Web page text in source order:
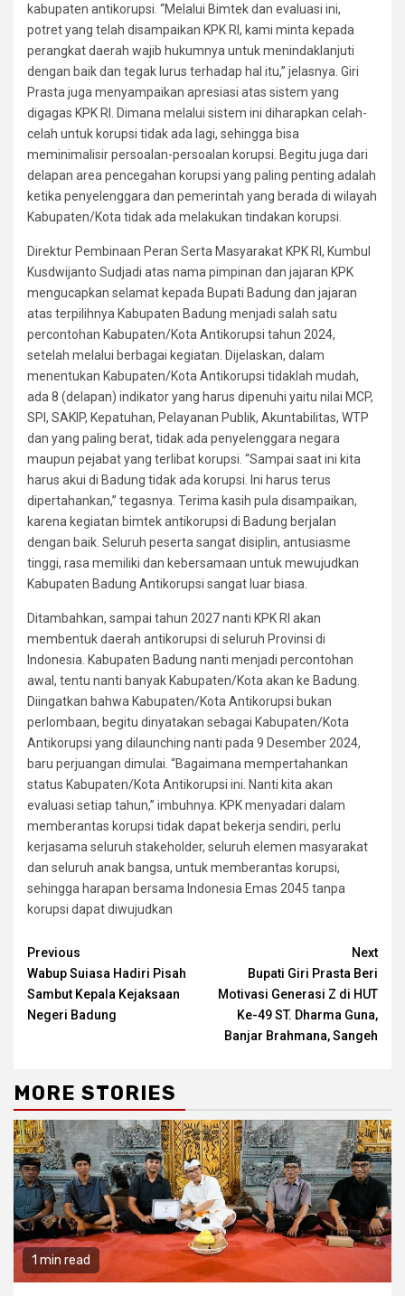
kabupaten antikorupsi. “Melalui Bimtek dan evaluasi ini,
potret yang telah disampaikan KPK RI, kami minta kepada
perangkat daerah wajib hukumnya untuk menindaklanjuti
dengan baik dan tegak lurus terhadap hal itu,” jelasnya. Giri
Prasta juga menyampaikan apresiasi atas sistem yang
digagas KPK RI. Dimana melalui sistem ini diharapkan celah-
celah untuk korupsi tidak ada lagi, sehingga bisa
meminimalisir persoalan-persoalan korupsi. Begitu juga dari
delapan area pencegahan korupsi yang paling penting adalah
ketika penyelenggara dan pemerintah yang berada di wilayah
Kabupaten/Kota tidak ada melakukan tindakan korupsi.
Direktur Pembinaan Peran Serta Masyarakat KPK RI, Kumbul
Kusdwijanto Sudjadi atas nama pimpinan dan jajaran KPK
mengucapkan selamat kepada Bupati Badung dan jajaran
atas terpilihnya Kabupaten Badung menjadi salah satu
percontohan Kabupaten/Kota Antikorupsi tahun 2024,
setelah melalui berbagai kegiatan. Dijelaskan, dalam
menentukan Kabupaten/Kota Antikorupsi tidaklah mudah,
ada 8 (delapan) indikator yang harus dipenuhi yaitu nilai MCP,
SPI, SAKIP, Kepatuhan, Pelayanan Publik, Akuntabilitas, WTP
dan yang paling berat, tidak ada penyelenggara negara
maupun pejabat yang terlibat korupsi. “Sampai saat ini kita
harus akui di Badung tidak ada korupsi. Ini harus terus
dipertahankan,” tegasnya. Terima kasih pula disampaikan,
karena kegiatan bimtek antikorupsi di Badung berjalan
dengan baik. Seluruh peserta sangat disiplin, antusiasme
tinggi, rasa memiliki dan kebersamaan untuk mewujudkan
Kabupaten Badung Antikorupsi sangat luar biasa.
Ditambahkan, sampai tahun 2027 nanti KPK RI akan
membentuk daerah antikorupsi di seluruh Provinsi di
Indonesia. Kabupaten Badung nanti menjadi percontohan
awal, tentu nanti banyak Kabupaten/Kota akan ke Badung.
Diingatkan bahwa Kabupaten/Kota Antikorupsi bukan
perlombaan, begitu dinyatakan sebagai Kabupaten/Kota
Antikorupsi yang dilaunching nanti pada 9 Desember 2024,
baru perjuangan dimulai. “Bagaimana mempertahankan
status Kabupaten/Kota Antikorupsi ini. Nanti kita akan
evaluasi setiap tahun,” imbuhnya. KPK menyadari dalam
memberantas korupsi tidak dapat bekerja sendiri, perlu
kerjasama seluruh stakeholder, seluruh elemen masyarakat
dan seluruh anak bangsa, untuk memberantas korupsi,
sehingga harapan bersama Indonesia Emas 2045 tanpa
korupsi dapat diwujudkan
Continue
Reading
Previous
Wabup Suiasa Hadiri Pisah
Sambut Kepala Kejaksaan
Negeri Badung
Next
Bupati Giri Prasta Beri
Motivasi Generasi Z di HUT
Ke-49 ST. Dharma Guna,
Banjar Brahmana, Sangeh
MORE STORIES
1 min read